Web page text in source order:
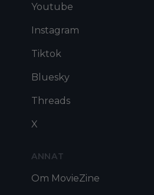
Youtube
Instagram
Tiktok
Bluesky
Threads
X
ANNAT
Om MovieZine